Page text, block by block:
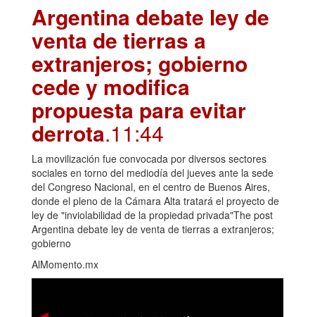
Argentina debate ley de
venta de tierras a
extranjeros; gobierno
cede y modifica
propuesta para evitar
derrota.11:44
La movilización fue convocada por diversos sectores
sociales en torno del mediodía del jueves ante la sede
del Congreso Nacional, en el centro de Buenos Aires,
donde el pleno de la Cámara Alta tratará el proyecto de
ley de "inviolabilidad de la propiedad privada"The post
Argentina debate ley de venta de tierras a extranjeros;
gobierno
AlMomento.mx